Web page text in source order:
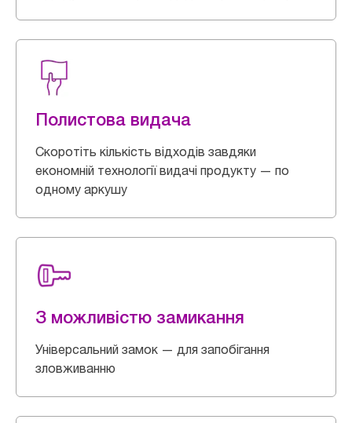
Полистова видача
Скоротіть кількість відходів завдяки
економній технології видачі продукту — по
одному аркушу
З можливістю замикання
Універсальний замок — для запобігання
зловживанню